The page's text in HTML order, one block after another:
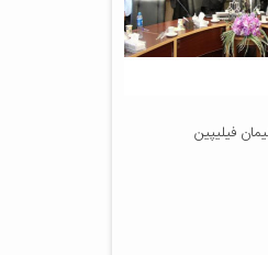
فیلیپین